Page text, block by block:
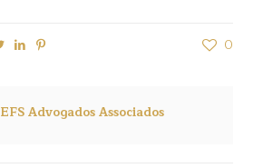
0
EFS Advogados Associados